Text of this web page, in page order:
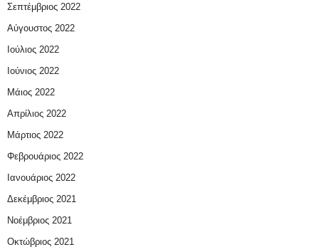
Σεπτέμβριος 2022
Αύγουστος 2022
Ιούλιος 2022
Ιούνιος 2022
Μάιος 2022
Απρίλιος 2022
Μάρτιος 2022
Φεβρουάριος 2022
Ιανουάριος 2022
Δεκέμβριος 2021
Νοέμβριος 2021
Οκτώβριος 2021